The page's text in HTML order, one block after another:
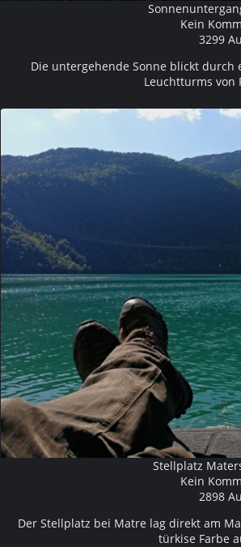
Kein
3299
Die untergehende Sonne blickt durch
Leuchtturms von
Stellplatz
Kein
2898
Der Stellplatz bei Matre lag direkt am
türkise Farbe